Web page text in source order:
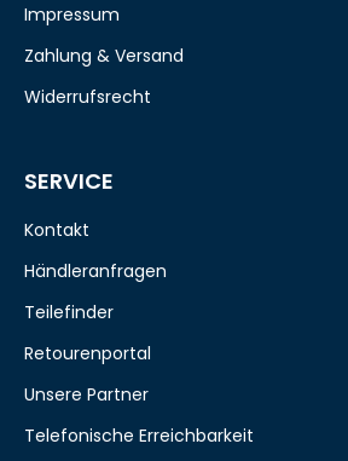
Impressum
Zahlung & Versand
Widerrufsrecht
SERVICE
Kontakt
Händleranfragen
Teilefinder
Retourenportal
Unsere Partner
Telefonische Erreichbarkeit